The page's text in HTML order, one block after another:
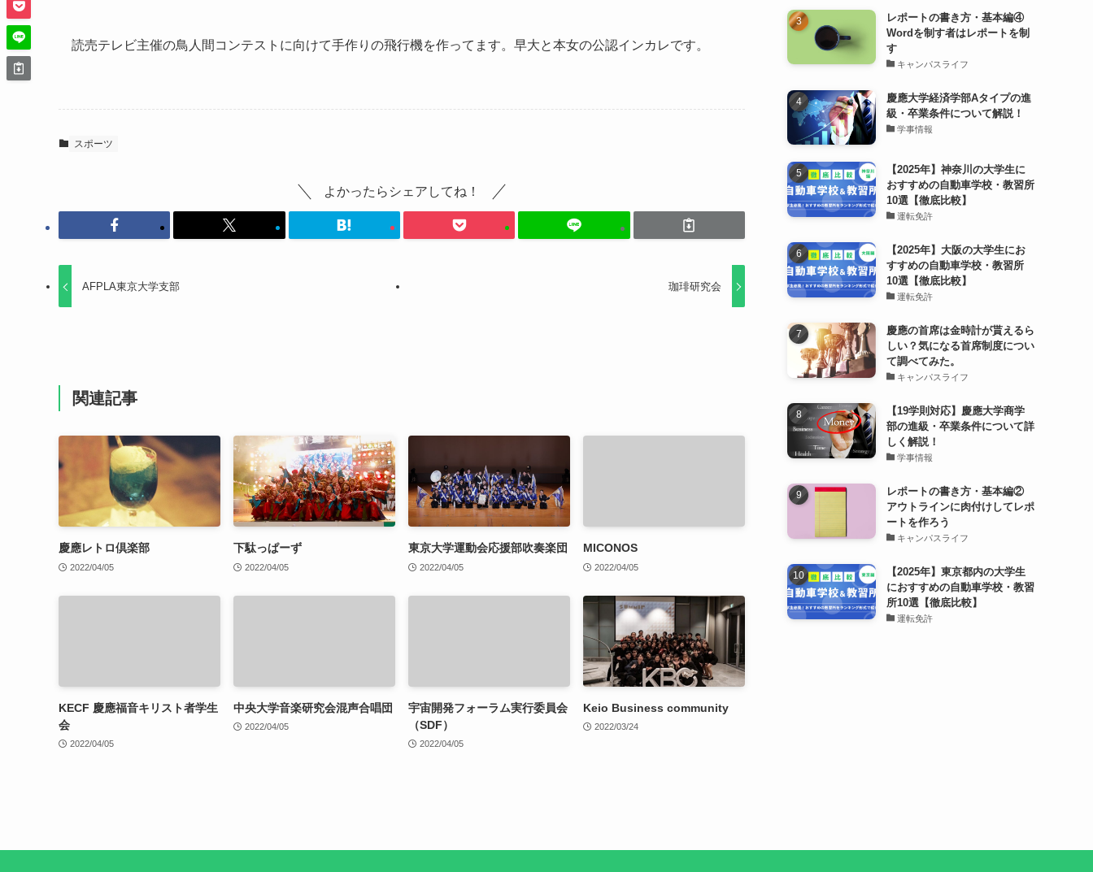
読売テレビ主催の鳥人間コンテストに向けて手作りの飛行機を作ってます。早大と本女の公認インカレです。
スポーツ
よかったらシェアしてね！
AFPLA東京大学支部 珈琲研究会
関連記事
慶應レトロ倶楽部
2022/04/05
下駄っぱーず
2022/04/05
東京大学運動会応援部吹奏楽団
2022/04/05
MICONOS
2022/04/05
KECF 慶應福音キリスト者学生
会
2022/04/05
中央大学音楽研究会混声合唱団
2022/04/05
宇宙開発フォーラム実行委員会
（SDF）
2022/04/05
Keio Business community
2022/03/24
レポートの書き方・基本編④
Wordを制す者はレポートを制
す
キャンパスライフ
慶應大学経済学部Aタイプの進
級・卒業条件について解説！
学事情報
【2025年】神奈川の大学生に
おすすめの自動車学校・教習所
10選【徹底比較】
運転免許
【2025年】大阪の大学生にお
すすめの自動車学校・教習所
10選【徹底比較】
運転免許
慶應の首席は金時計が貰えるら
しい？気になる首席制度につい
て調べてみた。
キャンパスライフ
【19学則対応】慶應大学商学
部の進級・卒業条件について詳
しく解説！
学事情報
レポートの書き方・基本編②
アウトラインに肉付けしてレポ
ートを作ろう
キャンパスライフ
【2025年】東京都内の大学生
におすすめの自動車学校・教習
所10選【徹底比較】
運転免許